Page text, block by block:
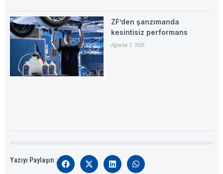
ZF’den şanzımanda
kesintisiz performans
Ağustos 3, 2026
Yazıyı Paylaşın :